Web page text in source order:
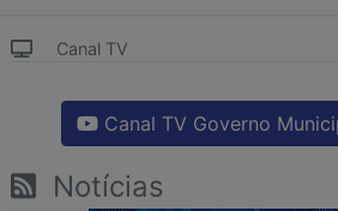
Canal TV
Canal TV Governo
Notícias